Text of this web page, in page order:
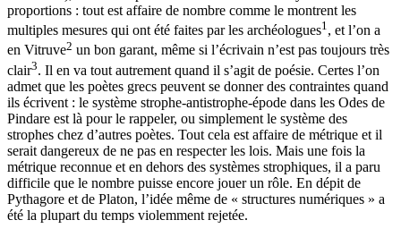
proportions : tout est affaire de nombre comme le montrent les
multiples mesures qui ont été faites par les archéologues1, et l’on a
en Vitruve2 un bon garant, même si l’écrivain n’est pas toujours très
clair3. Il en va tout autrement quand il s’agit de poésie. Certes l’on
admet que les poètes grecs peuvent se donner des contraintes quand
ils écrivent : le système strophe-antistrophe-épode dans les Odes de
Pindare est là pour le rappeler, ou simplement le système des
strophes chez d’autres poètes. Tout cela est affaire de métrique et il
serait dangereux de ne pas en respecter les lois. Mais une fois la
métrique reconnue et en dehors des systèmes strophiques, il a paru
difficile que le nombre puisse encore jouer un rôle. En dépit de
Pythagore et de Platon, l’idée même de « structures numériques » a
été la plupart du temps violemment rejetée.